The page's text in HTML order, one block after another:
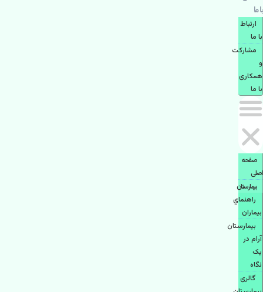
با ما
ارتباط
با ما
مشاركت
و
همكاری
با ما
صفحه
اصلی
بيمارستان
راهنماي
بیماران
بیمارستان
آرام در
یک
نگاه
گالری